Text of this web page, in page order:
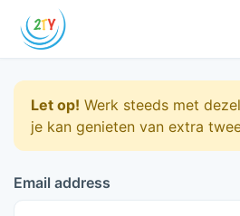
Let op! Werk steeds met
je kan genieten van extra
Email address